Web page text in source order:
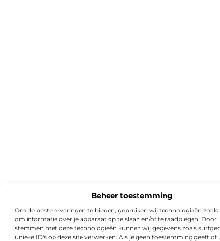
Beheer toestemming
Om de beste ervaringen te bieden, gebruiken wij technologieën zoals
om informatie over je apparaat op te slaan en/of te raadplegen. Door
stemmen met deze technologieën kunnen wij gegevens zoals
unieke ID's op deze site verwerken. Als je geen toestemming geeft of